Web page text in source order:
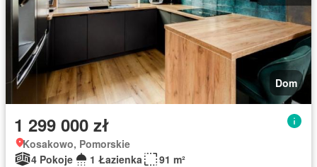
Dom
1 299 000 zł
Kosakowo, Pomorskie
4 Pokoje
1 Łazienka
91 m²